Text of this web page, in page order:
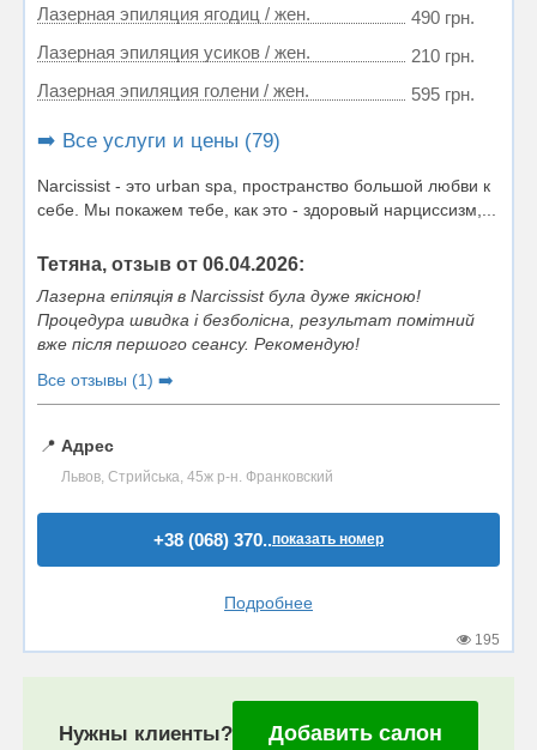
Лазерная эпиляция ягодиц / жен.
490 грн.
Лазерная эпиляция усиков / жен.
210 грн.
Лазерная эпиляция голени / жен.
595 грн.
➡️ Все услуги и цены (79)
Narcissist - это urban spa, пространство большой любви к
себе. Мы покажем тебе, как это - здоровый нарциссизм,...
Тетяна, отзыв от 06.04.2026:
Лазерна епіляція в Narcissist була дуже якісною!
Процедура швидка і безболісна, результат помітний
вже після першого сеансу. Рекомендую!
Все отзывы (1) ➡️
📍 Адрес
Львов, Стрийська, 45ж р-н. Франковский
+38 (068) 370..показать номер
Подробнее
195
Нужны клиенты? Добавить салон